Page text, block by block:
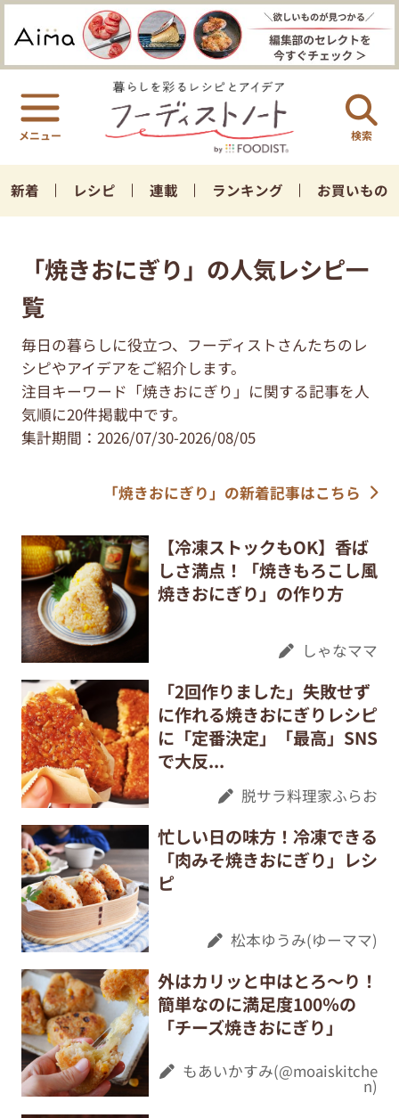
検索
新着 レシピ 連載 ランキング お買いもの
「焼きおにぎり」の人気レシピ一
覧
毎日の暮らしに役立つ、フーディストさんたちのレ
シピやアイデアをご紹介します。
注目キーワード「焼きおにぎり」に関する記事を人
気順に20件掲載中です。
集計期間：2026/07/30-2026/08/05
「焼きおにぎり」の新着記事はこちら
【冷凍ストックもOK】香ば
しさ満点！「焼きもろこし風
焼きおにぎり」の作り方
しゃなママ
「2回作りました」失敗せず
に作れる焼きおにぎりレシピ
に「定番決定」「最高」SNS
で大反...
脱サラ料理家ふらお
忙しい日の味方！冷凍できる
「肉みそ焼きおにぎり」レシ
ピ
松本ゆうみ(ゆーママ)
外はカリッと中はとろ～り！
簡単なのに満足度100％の
「チーズ焼きおにぎり」
もあいかすみ(@moaiskitche
n)